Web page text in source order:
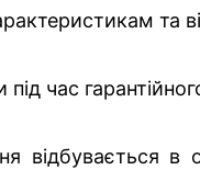
та
під час
відбувається